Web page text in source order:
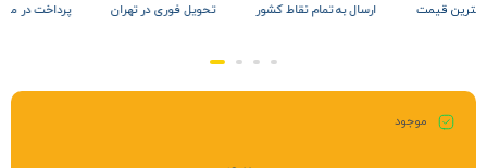
قیمت ارسال به تمام نقاط کشور تحویل فوری در تهران پرداخت در محل
موجود